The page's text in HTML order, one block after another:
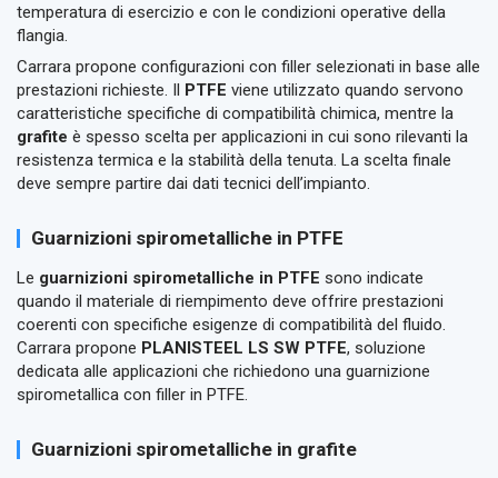
temperatura di esercizio e con le condizioni operative della
flangia.
Carrara propone configurazioni con filler selezionati in base alle
prestazioni richieste. Il PTFE viene utilizzato quando servono
caratteristiche specifiche di compatibilità chimica, mentre la
grafite è spesso scelta per applicazioni in cui sono rilevanti la
resistenza termica e la stabilità della tenuta. La scelta finale
deve sempre partire dai dati tecnici dell’impianto.
Guarnizioni spirometalliche in PTFE
Le guarnizioni spirometalliche in PTFE sono indicate
quando il materiale di riempimento deve offrire prestazioni
coerenti con specifiche esigenze di compatibilità del fluido.
Carrara propone PLANISTEEL LS SW PTFE, soluzione
dedicata alle applicazioni che richiedono una guarnizione
spirometallica con filler in PTFE.
Guarnizioni spirometalliche in grafite